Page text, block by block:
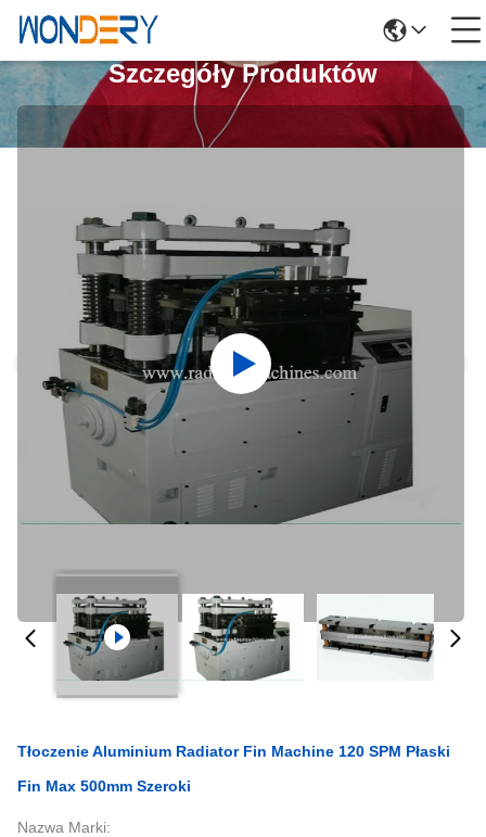
Szczegóły Produktów
Tłoczenie Aluminium Radiator Fin Machine 120 SPM Płaski
Fin Max 500mm Szeroki
Nazwa Marki: